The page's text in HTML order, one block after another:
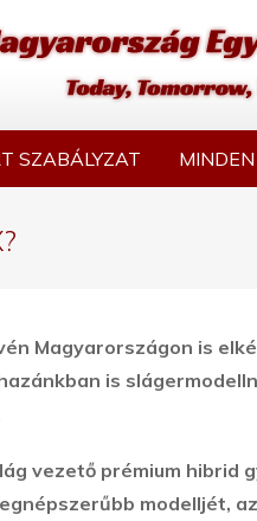
SZABÁLYZAT
Magyarországon is
is
vezető prémium hibrid
modelljét,